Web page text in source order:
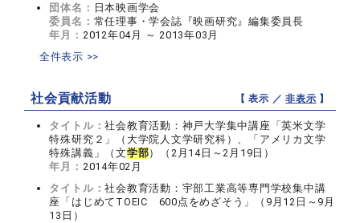
団体名： 日本映画学会
委員名： 常任理事・学会誌『映画研究』編集委員長
年月： 2012年04月 ～ 2013年03月
全件表示 >>
社会貢献活動 【 表示 ／非表示 】
タイトル：社会教育活動：神戸大学集中講座「英米文学
特殊研究２」（大学院人文学研究科）、「アメリカ文学
特殊講義」（文学部）（2月14日～2月19日）
年月： 2014年02月
タイトル：社会教育活動：宇部工業高等専門学校集中講
座「はじめてTOEIC 600点をめざそう」（9月12日～9月
13日）